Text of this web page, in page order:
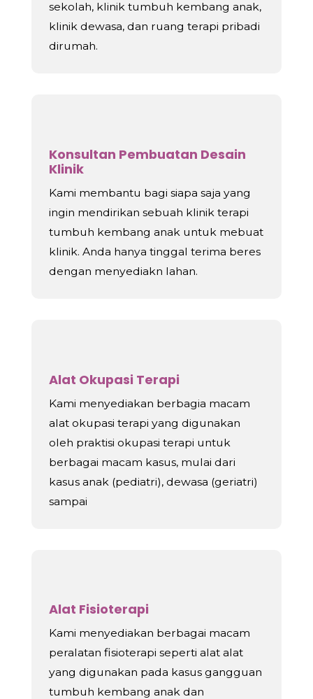
sekolah, klinik tumbuh kembang anak,
klinik dewasa, dan ruang terapi pribadi
dirumah.
Konsultan Pembuatan Desain
Klinik
Kami membantu bagi siapa saja yang
ingin mendirikan sebuah klinik terapi
tumbuh kembang anak untuk mebuat
klinik. Anda hanya tinggal terima beres
dengan menyediakn lahan.
Alat Okupasi Terapi
Kami menyediakan berbagia macam
alat okupasi terapi yang digunakan
oleh praktisi okupasi terapi untuk
berbagai macam kasus, mulai dari
kasus anak (pediatri), dewasa (geriatri)
sampai
Alat Fisioterapi
Kami menyediakan berbagai macam
peralatan fisioterapi seperti alat alat
yang digunakan pada kasus gangguan
tumbuh kembang anak dan